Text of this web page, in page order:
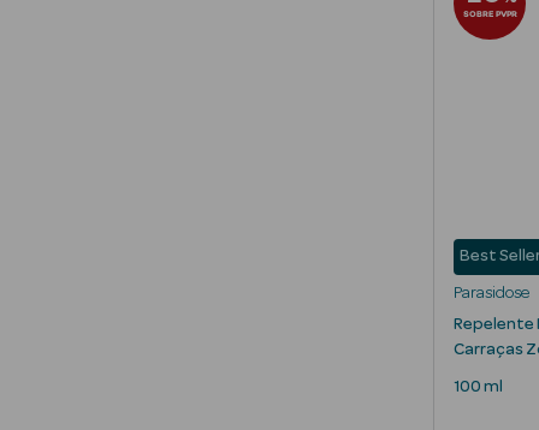
SOBRE PVPR
Best
Parasidose
Repelente
Carraças
100 ml